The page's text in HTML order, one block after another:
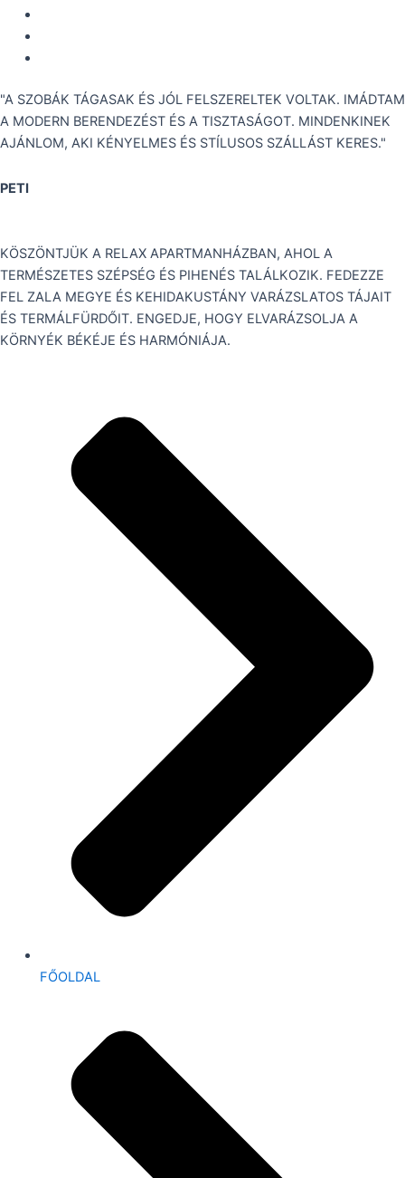
"A SZOBÁK TÁGASAK ÉS JÓL FELSZERELTEK VOLTAK. IMÁDTAM
A MODERN BERENDEZÉST ÉS A TISZTASÁGOT. MINDENKINEK
AJÁNLOM, AKI KÉNYELMES ÉS STÍLUSOS SZÁLLÁST KERES."
PETI
KÖSZÖNTJÜK A RELAX APARTMANHÁZBAN, AHOL A
TERMÉSZETES SZÉPSÉG ÉS PIHENÉS TALÁLKOZIK. FEDEZZE
FEL ZALA MEGYE ÉS KEHIDAKUSTÁNY VARÁZSLATOS TÁJAIT
ÉS TERMÁLFÜRDŐIT. ENGEDJE, HOGY ELVARÁZSOLJA A
KÖRNYÉK BÉKÉJE ÉS HARMÓNIÁJA.
FŐOLDAL